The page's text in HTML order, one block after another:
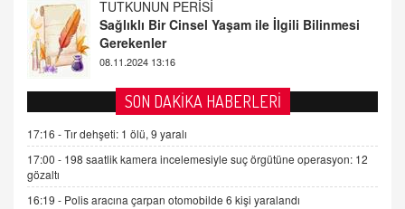
TUTKUNUN PERİSİ
Sağlıklı Bir Cinsel Yaşam ile İlgili Bilinmesi
Gerekenler
08.11.2024 13:16
FARUK ÖNALAN
Tezkere Onaylanmasaydı…
2 Kasım 2021 Salı 00:11
AV. DOĞAN CAN DOĞAN
Kişisel verilerin korunması ve dijital hukukun
SON DAKİKA HABERLERİ
17:16 -Tır dehşeti: 1 ölü, 9 yaralı
17:00 - 198 saatlik kamera incelemesiyle suç örgütüne operasyon: 12
gözaltı
16:19 - Polis aracına çarpan otomobilde 6 kişi yaralandı